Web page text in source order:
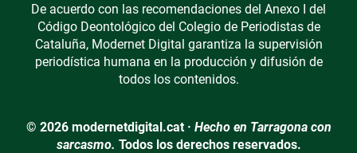
De acuerdo con las recomendaciones del Anexo I del
Código Deontológico del Colegio de Periodistas de
Cataluña, Modernet Digital garantiza la supervisión
periodística humana en la producción y difusión de
todos los contenidos.
© 2026 modernetdigital.cat · Hecho en Tarragona con
sarcasmo. Todos los derechos reservados.